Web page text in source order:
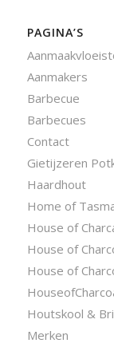
PAGINA’S
Aanmakers
Barbecue
Barbecues
Contact
Gietijzeren
Haardhout
Home of
House of
House of
House of
Houtskool &
Merken